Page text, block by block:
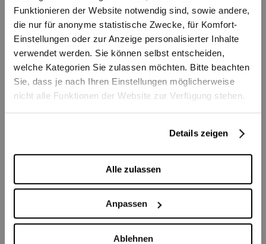
Funktionieren der Website notwendig sind, sowie andere,
die nur für anonyme statistische Zwecke, für Komfort-
Einstellungen oder zur Anzeige personalisierter Inhalte
verwendet werden. Sie können selbst entscheiden,
welche Kategorien Sie zulassen möchten. Bitte beachten
Sie, dass je nach Ihren Einstellungen möglicherweise
nicht alle Funktionen der Website zur Verfügung stehen.
Details zeigen
Alle zulassen
Anpassen
Ablehnen
©
Tickets
CHF 5 - 8
07.11.2026
Stadttheater
Führung für Kinder und
Ab 5 Jahren
Milonga del Teatro
Stadttheater Foyer
26.10.2026 - 03.05.2027